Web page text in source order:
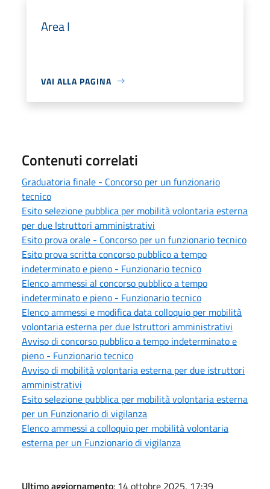
Area I
VAI ALLA PAGINA
Contenuti correlati
Graduatoria finale - Concorso per un funzionario
tecnico
Esito selezione pubblica per mobilità volontaria esterna
per due Istruttori amministrativi
Esito prova orale - Concorso per un funzionario tecnico
Esito prova scritta concorso pubblico a tempo
indeterminato e pieno - Funzionario tecnico
Elenco ammessi al concorso pubblico a tempo
indeterminato e pieno - Funzionario tecnico
Elenco ammessi e modifica data colloquio per mobilità
volontaria esterna per due Istruttori amministrativi
Avviso di concorso pubblico a tempo indeterminato e
pieno - Funzionario tecnico
Avviso di mobilità volontaria esterna per due istruttori
amministrativi
Esito selezione pubblica per mobilità volontaria esterna
per un Funzionario di vigilanza
Elenco ammessi a colloquio per mobilità volontaria
esterna per un Funzionario di vigilanza
Ultimo aggiornamento: 14 ottobre 2025, 17:39